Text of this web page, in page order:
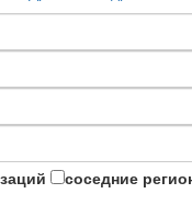
соседние